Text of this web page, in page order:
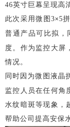
46英寸巨幕呈现高
此次采用微图 3×5
普通产品可比拟，
度。作为监控大屏
情况。
同时因为微图液晶
监控人员在任何角
水纹暗斑等现象，
帮助公司提高安保